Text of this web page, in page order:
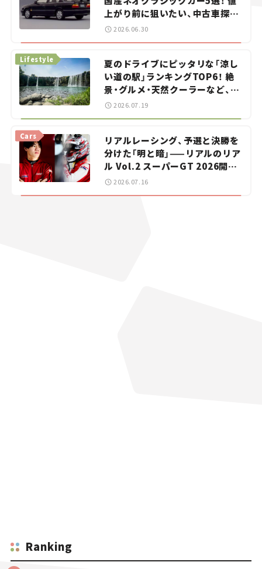
上がり前に狙いたい、中古車探し
をお手伝い――ちょっとイケてるマ
2026.06.30
夏のドライブにピッタリな「涼し
い道の駅」ランキングTOP6！ 絶
景・グルメ・天然クーラーなど、避
暑におすすめのスポットを紹介
【道の駅マニアの推し駅ガイド】
Lifestyle
2026.07.19
リアルレーシング、予選と決勝を
分けた「明と暗」——リアルのリア
ル Vol.2 スーパーGT 2026開幕
戦 岡山国際サーキット
Cars
2026.07.16
Ranking